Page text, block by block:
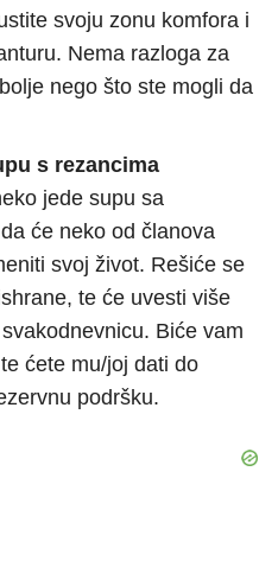
svoju zonu komfora i
Nema razloga za
nego što ste mogli da
s rezancima
jede supu sa
će neko od članova
svoj život. Rešiće se
te će uvesti više
Biće vam
ćete mu/joj dati do
podršku.